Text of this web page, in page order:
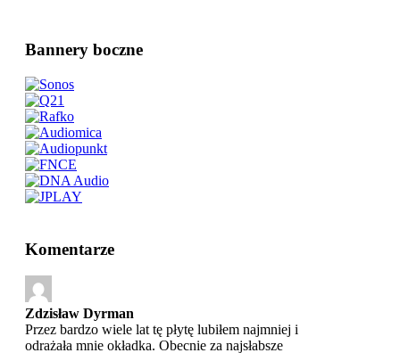
Bannery boczne
Komentarze
Zdzisław Dyrman
Przez bardzo wiele lat tę płytę lubiłem najmniej i
odrażała mnie okładka. Obecnie za najsłabsze